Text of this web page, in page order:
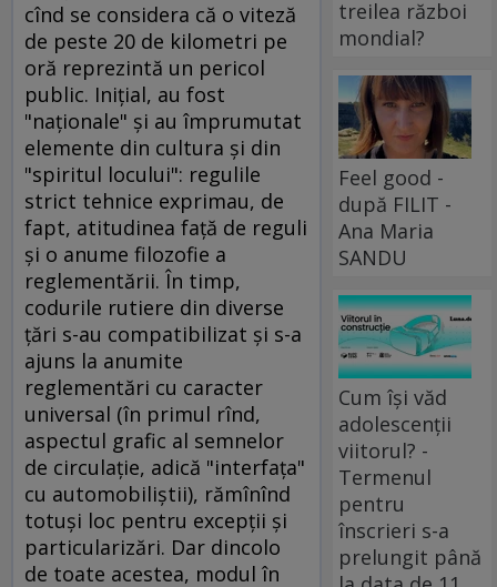
cînd se considera că o viteză
de peste 20 de kilometri pe
oră reprezintă un pericol
public. Iniţial, au fost
"naţionale" şi au împrumutat
elemente din cultura şi din
"spiritul locului": regulile
strict tehnice exprimau, de
fapt, atitudinea faţă de reguli
şi o anume filozofie a
reglementării. În timp,
codurile rutiere din diverse
ţări s-au compatibilizat şi s-a
ajuns la anumite
reglementări cu caracter
universal (în primul rînd,
aspectul grafic al semnelor
de circulaţie, adică "interfaţa"
cu automobiliştii), rămînînd
totuşi loc pentru excepţii şi
particularizări. Dar dincolo
de toate acestea, modul în
treilea război
mondial?
Feel good -
după FILIT -
Ana Maria
SANDU
Cum își văd
adolescenții
viitorul? -
Termenul
pentru
înscrieri s-a
prelungit până